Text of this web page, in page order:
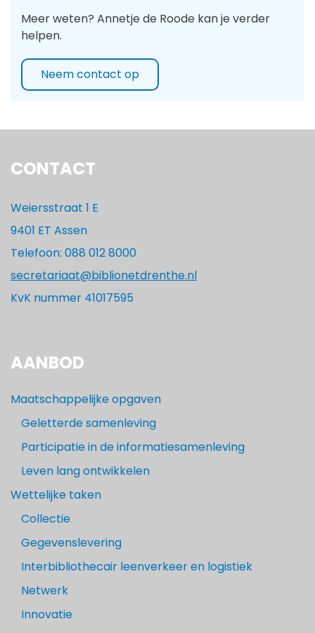
Meer weten? Annetje de Roode kan je verder
helpen.
Neem contact op
CONTACT
Weiersstraat 1 E
9401 ET Assen
Telefoon: 088 012 8000
secretariaat@biblionetdrenthe.nl
KvK nummer 41017595
AANBOD
Maatschappelijke opgaven
Geletterde samenleving
Participatie in de informatiesamenleving
Leven lang ontwikkelen
Wettelijke taken
Collectie
Gegevenslevering
Interbibliothecair leenverkeer en logistiek
Netwerk
Innovatie